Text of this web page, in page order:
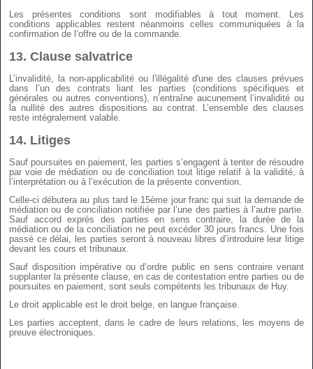
Les présentes conditions sont modifiables à tout moment. Les
conditions applicables restent néanmoins celles communiquées à la
confirmation de l’offre ou de la commande.
13. Clause salvatrice
L’invalidité, la non-applicabilité ou l'illégalité d'une des clauses prévues
dans l’un des contrats liant les parties (conditions spécifiques et
générales ou autres conventions), n’entraîne aucunement l’invalidité ou
la nullité des autres dispositions au contrat. L’ensemble des clauses
reste intégralement valable.
14. Litiges
Sauf poursuites en paiement, les parties s’engagent à tenter de résoudre
par voie de médiation ou de conciliation tout litige relatif à la validité, à
l’interprétation ou à l’exécution de la présente convention.
Celle-ci débutera au plus tard le 15ème jour franc qui suit la demande de
médiation ou de conciliation notifiée par l’une des parties à l’autre partie.
Sauf accord exprès des parties en sens contraire, la durée de la
médiation ou de la conciliation ne peut excéder 30 jours francs. Une fois
passé ce délai, les parties seront à nouveau libres d’introduire leur litige
devant les cours et tribunaux.
Sauf disposition impérative ou d’ordre public en sens contraire venant
supplanter la présente clause, en cas de contestation entre parties ou de
poursuites en paiement, sont seuls compétents les tribunaux de Huy.
Le droit applicable est le droit belge, en langue française.
Les parties acceptent, dans le cadre de leurs relations, les moyens de
preuve électroniques.